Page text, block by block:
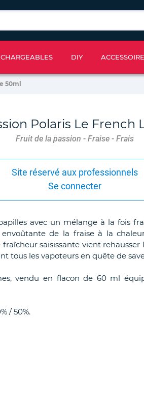
DIY
50ml
Polaris Le French
Fruit de la passion - Fraise - Frais
Site réservé aux professionnels
Se connecter
avec un mélange à la fois
de la fraise à la
saisissante vient rehausser
tous les vapoteurs en quête de
vendu en flacon de 60 ml
/ 50%.